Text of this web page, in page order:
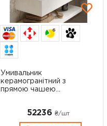
6
Умивальник
керамогранітний з
прямою чашею
52236 ₴/шт